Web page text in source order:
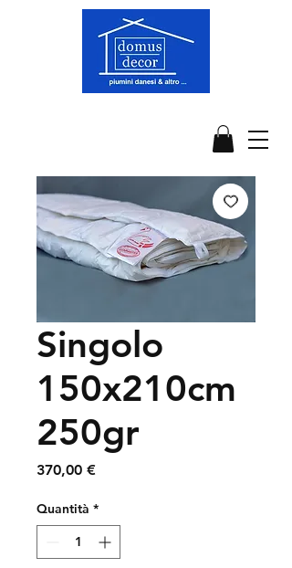
Singolo
150x210cm
250gr
370,00 €Prezzo
Quantità *